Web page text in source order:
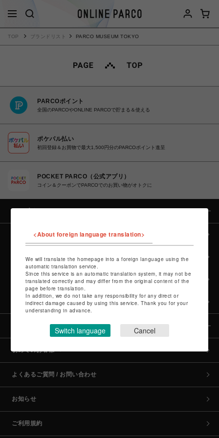
TOP ブランドリスト PARCO MUSEUM TOKYO
PARCOポイント
全国のPARCOやONLINE PARCOで貯まる＆使える
ポケパル払い
初回登録＆お買物で最大1,500円分のPARCOポイント進呈
POCKET PARCO（公式アプリ）
コイン＆クーポンでPARCOでのお買い物がオトクに
カテゴリー
全カテゴリーから探す
culture TOP
POP-UP SHOP TOP
PARCO GAMES TOP
全国のPARCO店舗
初めてのお客様へ
よくあるご質問 / お問い合わせ
お知らせ
ご利用規約
<About foreign language translation>
We will translate the homepage into a foreign language using the
automatic translation service.
Since this service is an automatic translation system, it may not be
translated correctly and may differ from the original content of the
page before translation.
In addition, we do not take any responsibility for any direct or
indirect damage caused by using this service. Thank you for your
understanding in advance.
Switch language Cancel